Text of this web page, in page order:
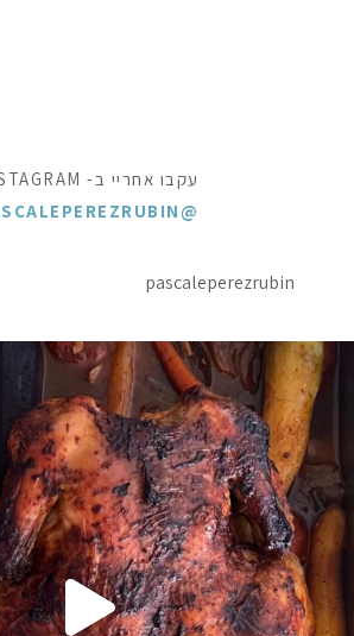
עקבו אחריי ב- INSTAGRAM
@PASCALEPEREZRUBIN
pascaleperezrubin